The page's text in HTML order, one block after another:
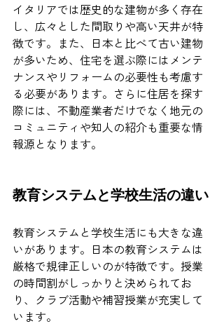
イタリアでは歴史的な建物が多く存在
し、広々とした間取りや高い天井が特
徴です。また、日本と比べて古い建物
が多いため、住宅を選ぶ際にはメンテ
ナンスやリフォームの必要性も考慮す
る必要があります。さらに住居を探す
際には、不動産業者だけでなく地元の
コミュニティや知人の紹介も重要な情
報源となります。
教育システムと学校生活の違い
教育システムと学校生活にも大きな違
いがあります。日本の教育システムは
厳格で規律正しいのが特徴です。授業
の時間割がしっかりと決められてお
り、クラブ活動や補習授業が充実して
います。